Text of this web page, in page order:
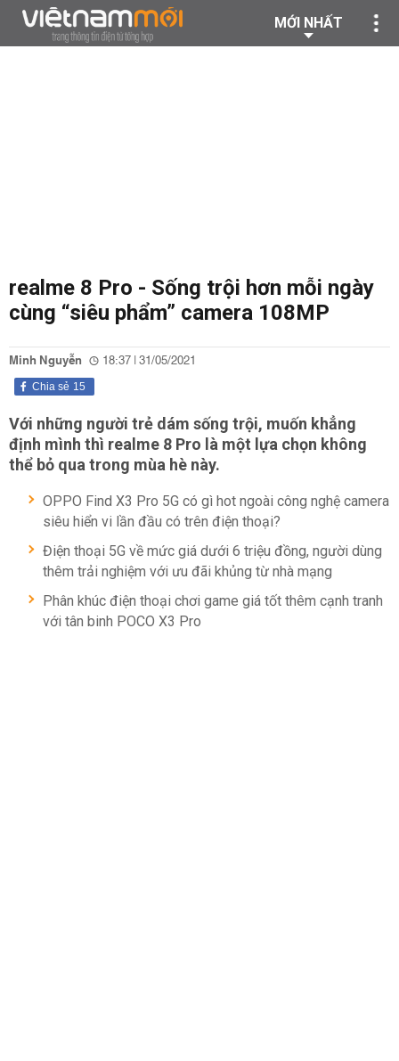
MỚI NHẤT
realme 8 Pro - Sống trội hơn mỗi ngày
cùng “siêu phẩm” camera 108MP
Minh Nguyễn 18:37 | 31/05/2021
15
Chia sẻ
Với những người trẻ dám sống trội, muốn khẳng
định mình thì realme 8 Pro là một lựa chọn không
thể bỏ qua trong mùa hè này.
OPPO Find X3 Pro 5G có gì hot ngoài công nghệ camera
siêu hiển vi lần đầu có trên điện thoại?
Điện thoại 5G về mức giá dưới 6 triệu đồng, người dùng
thêm trải nghiệm với ưu đãi khủng từ nhà mạng
Phân khúc điện thoại chơi game giá tốt thêm cạnh tranh
với tân binh POCO X3 Pro